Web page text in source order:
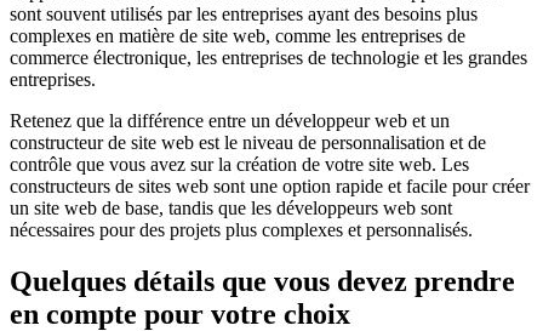
sont souvent utilisés par les entreprises ayant des besoins plus
complexes en matière de site web, comme les entreprises de
commerce électronique, les entreprises de technologie et les grandes
entreprises.
Retenez que la différence entre un développeur web et un
constructeur de site web est le niveau de personnalisation et de
contrôle que vous avez sur la création de votre site web. Les
constructeurs de sites web sont une option rapide et facile pour créer
un site web de base, tandis que les développeurs web sont
nécessaires pour des projets plus complexes et personnalisés.
Quelques détails que vous devez prendre
en compte pour votre choix